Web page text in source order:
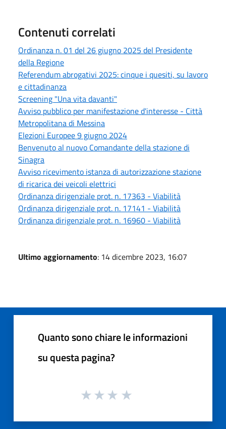
Contenuti correlati
Ordinanza n. 01 del 26 giugno 2025 del Presidente
della Regione
Referendum abrogativi 2025: cinque i quesiti, su lavoro
e cittadinanza
Screening "Una vita davanti"
Avviso pubblico per manifestazione d'interesse - Città
Metropolitana di Messina
Elezioni Europee 9 giugno 2024
Benvenuto al nuovo Comandante della stazione di
Sinagra
Avviso ricevimento istanza di autorizzazione stazione
di ricarica dei veicoli elettrici
Ordinanza dirigenziale prot. n. 17363 - Viabilità
Ordinanza dirigenziale prot. n. 17141 - Viabilità
Ordinanza dirigenziale prot. n. 16960 - Viabilità
Ultimo aggiornamento: 14 dicembre 2023, 16:07
Quanto sono chiare le informazioni
su questa pagina?